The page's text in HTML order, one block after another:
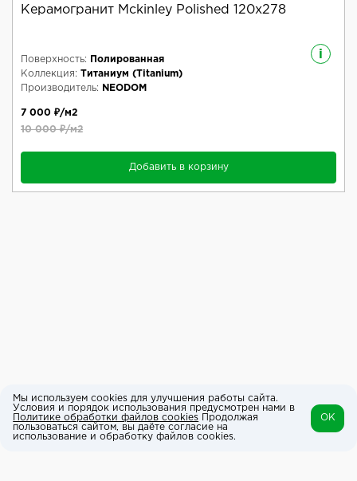
Керамогранит Mckinley Polished 120x278
i
Поверхность:
Полированная
Коллекция: Титаниум (Titanium)
Производитель:
NEODOM
7 000 ₽/м2
10 000 ₽/м2
Добавить в корзину
Мы используем cookies для улучшения работы сайта.
Условия и порядок использования предусмотрен нами в
Политике обработки файлов cookies Продолжая
пользоваться сайтом, вы даёте согласие на
использование и обработку файлов cookies.
OK